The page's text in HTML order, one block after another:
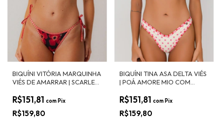
BIQUÍNI VITÓRIA MARQUINHA
VIÉS DE AMARRAR | SCARLET
R$159,80
R$151,81 com Pix
BIQUÍNI TINA ASA DELTA VIÉS
| POÁ AMORE MIO COM
R$159,80
R$151,81 com Pix